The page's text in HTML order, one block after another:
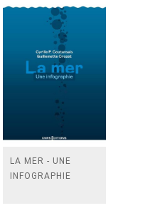
DE BALCON
LA MER - UNE
INFOGRAPHIE